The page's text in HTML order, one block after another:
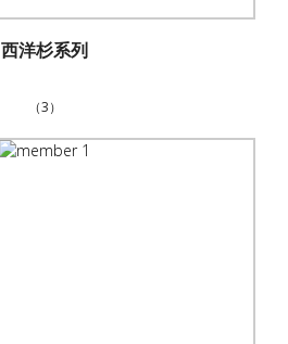
西洋杉系列
（3）